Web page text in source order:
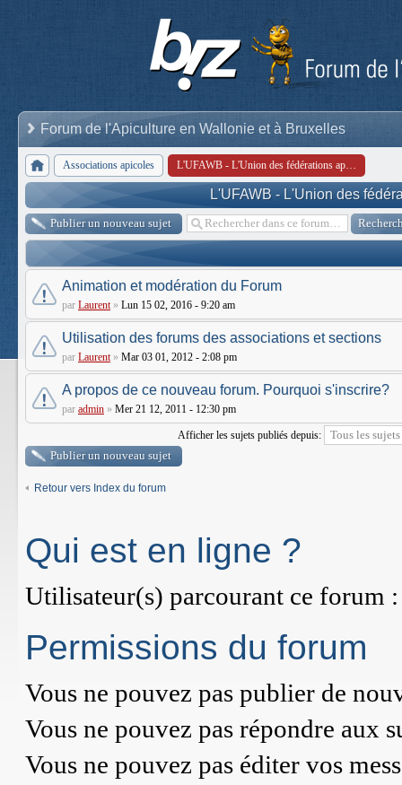
Forum de l'Apiculture en Wallonie et à Bruxelles
Associations apicoles L'UFAWB - L'Union des fédérations apicoles de Wallonie et de Bruxelles
L'UFAWB - L'Union des
Publier un nouveau sujet
Animation et modération du Forum
par Laurent » Lun 15 02, 2016 - 9:20 am
Utilisation des forums des associations et sections
par Laurent » Mar 03 01, 2012 - 2:08 pm
A propos de ce nouveau forum. Pourquoi s'inscrire?
par admin » Mer 21 12, 2011 - 12:30 pm
Afficher les sujets publiés depuis:
Publier un nouveau sujet
Retour vers Index du forum
Qui est en ligne ?
Utilisateur(s) parcourant ce forum
Permissions du forum
Vous ne pouvez pas publier de
Vous ne pouvez pas répondre aux
Vous ne pouvez pas éditer vos